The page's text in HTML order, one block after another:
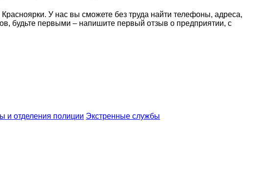
У нас вы сможете без труда найти телефоны, адреса,
будьте первыми – напишите первый отзыв о предприятии, с
и отделения полиции Экстренные службы